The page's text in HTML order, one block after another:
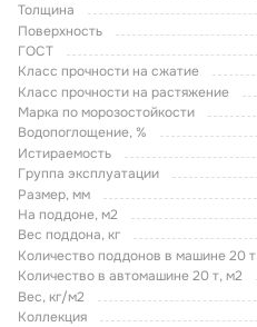
Толщина
Поверхность
ГОСТ
Класс прочности на сжатие
Класс прочности на растяжение
Марка по морозостойкости
Водопоглощение, %
Истираемость
Группа эксплуатации
Размер, мм
На поддоне, м2
Вес поддона, кг
Количество поддонов в машине 20 т
Количество в автомашине 20 т, м2
Вес, кг/м2
Коллекция